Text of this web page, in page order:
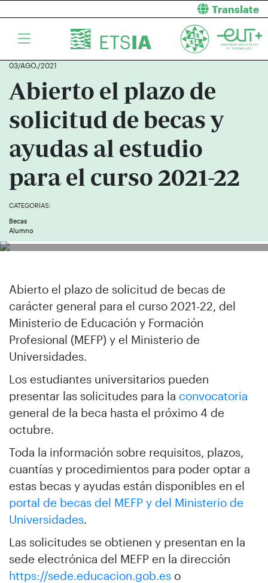
Translate
03/AGO./2021
Abierto el plazo de
solicitud de becas y
ayudas al estudio
para el curso 2021-22
CATEGORÍAS:
Becas
Alumno
Abierto el plazo de solicitud de becas de
carácter general para el curso 2021-22, del
Ministerio de Educación y Formación
Profesional (MEFP) y el Ministerio de
Universidades.
Los estudiantes universitarios pueden
presentar las solicitudes para la convocatoria
general de la beca hasta el próximo 4 de
octubre.
Toda la información sobre requisitos, plazos,
cuantías y procedimientos para poder optar a
estas becas y ayudas están disponibles en el
portal de becas del MEFP y del Ministerio de
Universidades.
Las solicitudes se obtienen y presentan en la
sede electrónica del MEFP en la dirección
https://sede.educacion.gob.es o